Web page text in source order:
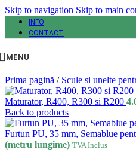
Skip to navigation Skip to main
INFO
CONTACT
MENU
Prima pagină / Scule si unelte
Maturator, R400, R300 si R200
Back to products
Furtun PU, 35 mm, Semablue
(metru lungime) TVA Inclus